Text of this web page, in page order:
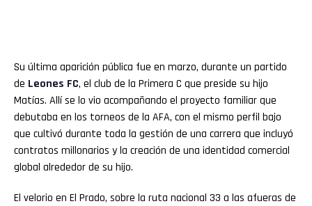
Su última aparición pública fue en marzo, durante un partido
de Leones FC, el club de la Primera C que preside su hijo
Matías. Allí se lo vio acompañando el proyecto familiar que
debutaba en los torneos de la AFA, con el mismo perfil bajo
que cultivó durante toda la gestión de una carrera que incluyó
contratos millonarios y la creación de una identidad comercial
global alrededor de su hijo.
El velorio en El Prado, sobre la ruta nacional 33 a las afueras de